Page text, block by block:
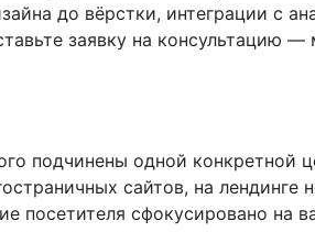
до вёрстки, интеграции с
заявку на консультацию
подчинены одной конкретной
сайтов, на лендинге
посетителя сфокусировано на